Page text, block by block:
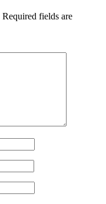
Required fields are